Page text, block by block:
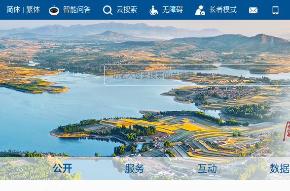
简体 繁体 智能问答 云搜索 无障碍 长者模式
团结高效 理性法治 公开公平 友善和谐
政府机构
政府公报
政府数据
新闻
政务要闻 国务院要闻
镇街信息
视频新闻 临沂日报·莒南新
闻
公开 服务 互动 数据